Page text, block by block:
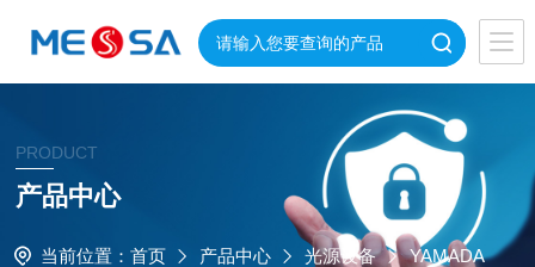
PRODUCT
产品中心
当前位置： 首页 产品中心 光源设备
YAMADA